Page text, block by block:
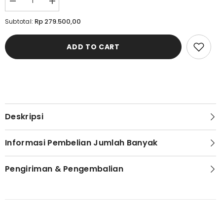
Decrease
quantity
for
Pria
Lengan
Increase
quantity
for
Kemeja
Pria
Subtotal: Rp 279.500,00
ADD TO CART
Deskripsi
Informasi Pembelian Jumlah Banyak
Pengiriman & Pengembalian